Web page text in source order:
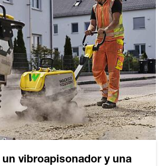
vibroapisonador y una